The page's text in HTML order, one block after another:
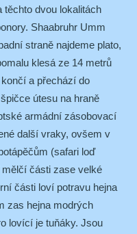
těchto dvou lokalitách
Shaabruhr Umm
straně najdeme plato,
klesá ze 14 metrů
a přechází do
útesu na hraně
armádní zásobovací
další vraky, ovšem v
(safari loď
části zase velké
části loví potravu hejna
zas hejna modrých
lovící je tuňáky. Jsou